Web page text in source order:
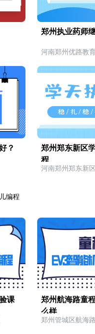
郑州执业药师
河南郑州优路教
？
郑州郑东新区
程
河南郑州郑东新
编程
课
郑州航海路童
么样
郑州管城区航海